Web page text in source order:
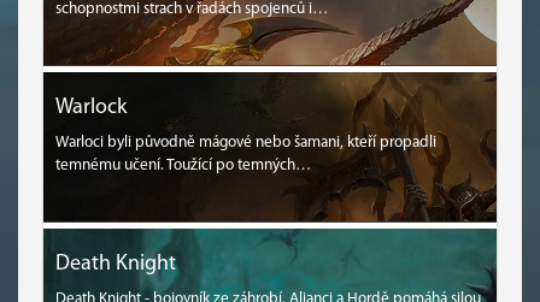
schopnostmi strach v řadách spojenců i…
Warlock
Warloci byli původně mágové nebo šamani, kteří propadli
temnému učení. Toužící po temných…
Death Knight